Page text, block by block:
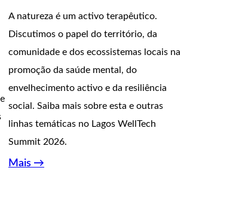
A natureza é um activo terapêutico.
Discutimos o papel do território, da
comunidade e dos ecossistemas locais na
promoção da saúde mental, do
envelhecimento activo e da resiliência
social. Saiba mais sobre esta e outras
linhas temáticas no Lagos WellTech
Summit 2026.
Mais →